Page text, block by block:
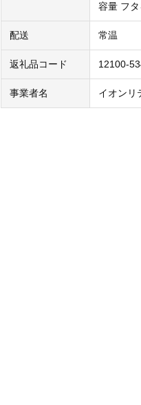
容量 フ
配送 常温
返礼品コード 12100-
事業者名 イオンリ